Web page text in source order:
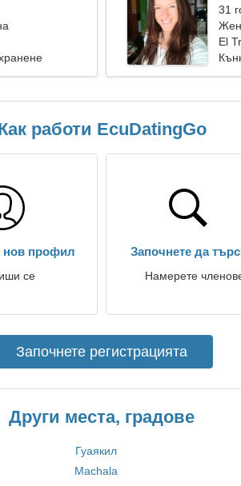
31
El
работи EcuDatingGo
нов профил
се
Започнете да
Намерете
Започнете регистрацията
Други места, градове
Гуаякил
Machala